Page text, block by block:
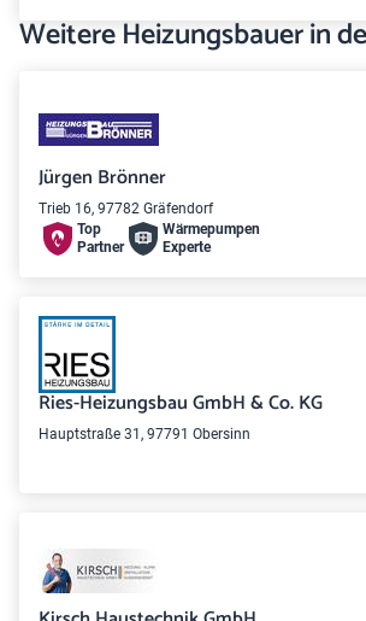
Weitere Heizungsbauer in
Jürgen Brönner
Trieb 16, 97782 Gräfendorf
Top
Partner
Wärme­pumpen
Experte
Ries-Heizungsbau GmbH & Co. KG
Hauptstraße 31, 97791 Obersinn